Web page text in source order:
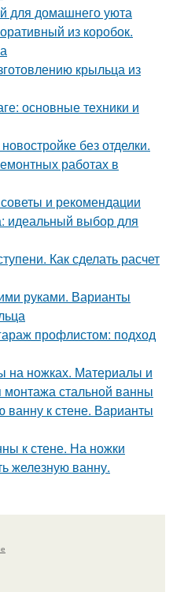
для домашнего уюта
из коробок.
крыльца из
основные техники и
без отделки.
работах в
и рекомендации
идеальный выбор для
Как сделать расчет
руками. Варианты
профлистом: подход
на ножках. Материалы и
стальной ванны
ванну к стене. Варианты
к стене. На ножки
железную ванну.